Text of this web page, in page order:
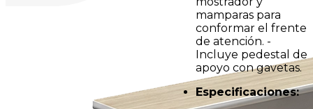
mamparas para
conformar el frente
de atención. -
Incluye pedestal de
apoyo con gavetas.
Especificaciones: